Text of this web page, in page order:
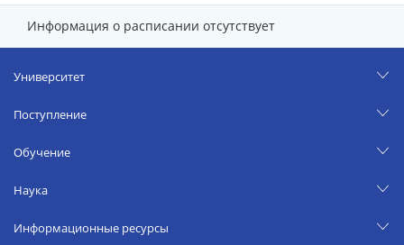
Информация о расписании отсутствует
Университет
Поступление
Обучение
Наука
Информационные ресурсы